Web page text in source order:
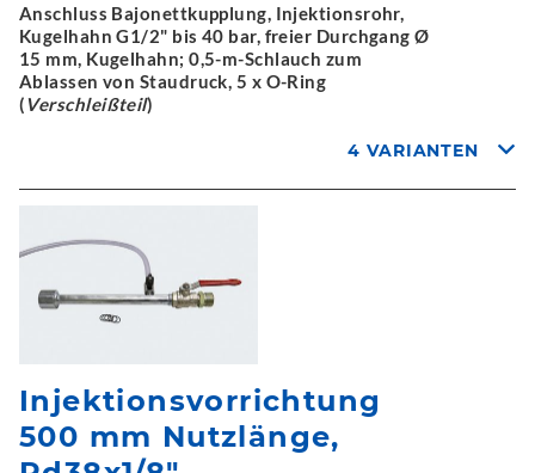
Anschluss Bajonettkupplung, Injektionsrohr,
Kugelhahn G1/2" bis 40 bar, freier Durchgang Ø
15 mm, Kugelhahn; 0,5-m-Schlauch zum
Ablassen von Staudruck, 5 x O-Ring
(Verschleißteil)
4 VARIANTEN
Injektionsvorrichtung
500 mm Nutzlänge,